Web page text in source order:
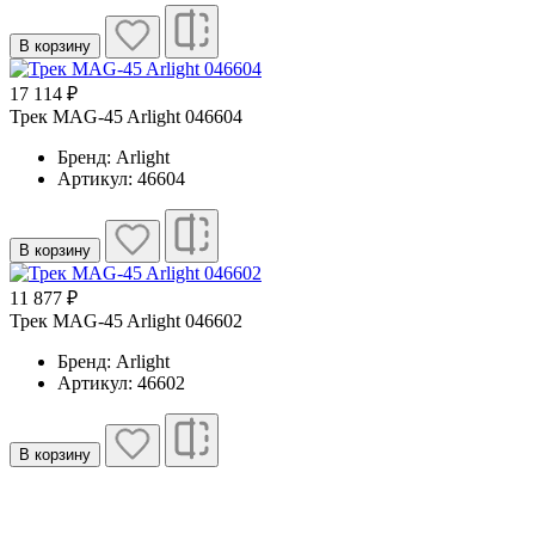
В корзину
17 114 ₽
Трек MAG-45 Arlight 046604
Бренд: Arlight
Артикул: 46604
В корзину
11 877 ₽
Трек MAG-45 Arlight 046602
Бренд: Arlight
Артикул: 46602
В корзину